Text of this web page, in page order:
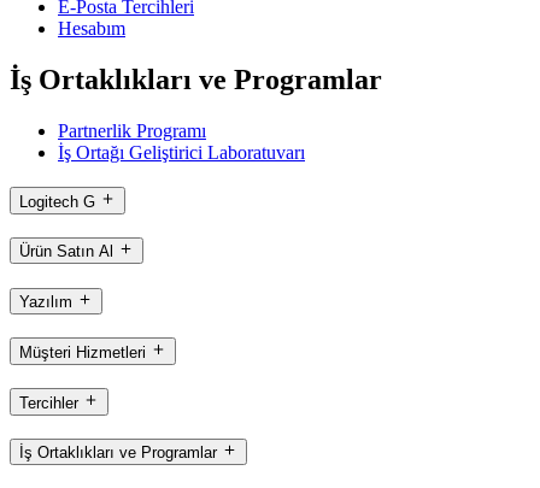
E-Posta Tercihleri
Hesabım
İş Ortaklıkları ve Programlar
Partnerlik Programı
İş Ortağı Geliştirici Laboratuvarı
Logitech G
Ürün Satın Al
Yazılım
Müşteri Hizmetleri
Tercihler
İş Ortaklıkları ve Programlar